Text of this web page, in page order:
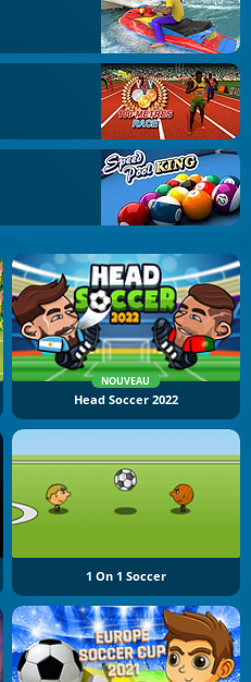
NOUVEAU
Head Soccer 2022
1 On 1 Soccer